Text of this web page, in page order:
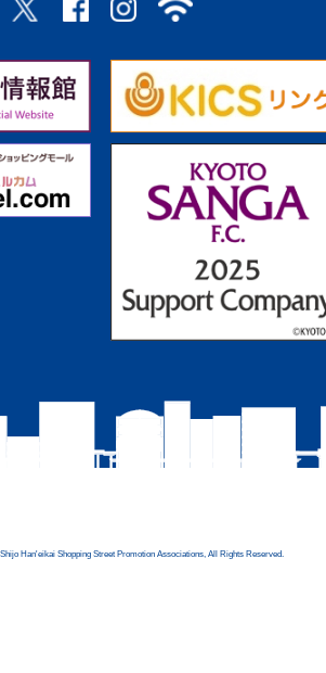
Han'eikai Shopping Street Promotion Associations, All Rights Reserved.